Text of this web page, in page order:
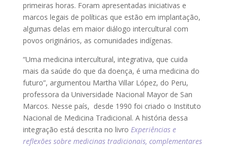
primeiras horas. Foram apresentadas iniciativas e
marcos legais de políticas que estão em implantação,
algumas delas em maior diálogo intercultural com
povos originários, as comunidades indígenas.
“Uma medicina intercultural, integrativa, que cuida
mais da saúde do que da doença, é uma medicina do
futuro”, argumentou Martha Villar López, do Peru,
professora da Universidade Nacional Mayor de San
Marcos. Nesse país, desde 1990 foi criado o Instituto
Nacional de Medicina Tradicional. A história dessa
integração está descrita no livro Experiências e
reflexões sobre medicinas tradicionais, complementares